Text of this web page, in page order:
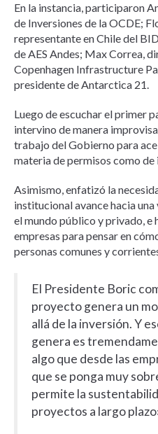
En la instancia, participaron
de Inversiones de la OCDE;
representante en Chile del
de AES Andes; Max Correa,
Copenhagen Infrastructure
presidente de Antarctica 21.
Luego de escuchar el primer
intervino de manera
trabajo del Gobierno para
materia de permisos como de
Asimismo, enfatizó la
institucional avance hacia
el mundo público y privado, e
empresas para pensar en
personas comunes y
El Presidente Boric
proyecto genera un
allá de la inversión. Y
genera es
algo que desde las
que se ponga muy
permite la
proyectos a largo